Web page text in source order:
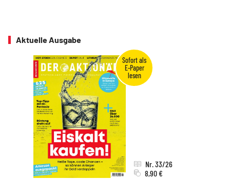
Aktuelle Ausgabe
Nr. 33/26
8,90 €